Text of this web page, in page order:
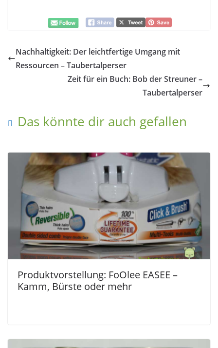
Nachhaltigkeit: Der leichtfertige Umgang mit
Ressourcen – Taubertalperser
Zeit für ein Buch: Bob der Streuner –
Taubertalperser
Das könnte dir auch gefallen
Produktvorstellung: FoOlee EASEE –
Kamm, Bürste oder mehr